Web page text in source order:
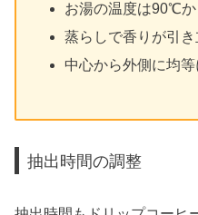
お湯の温度は90℃
蒸らしで香りが引き
中心から外側に均
抽出時間の調整